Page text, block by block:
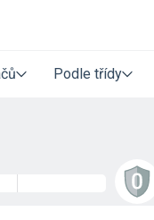
Podle třídy